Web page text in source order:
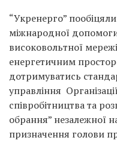
“Укренерго”
міжнародної
високовольтної
енергетичним
дотримуватись
управління
співробітництва та
обрання” незалежної
призначення голови